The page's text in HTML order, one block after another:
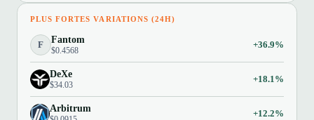
PLUS FORTES VARIATIONS (24H)
F Fantom
$0.4568
+36.9%
DeXe
$34.03
+18.1%
Arbitrum +12.2%